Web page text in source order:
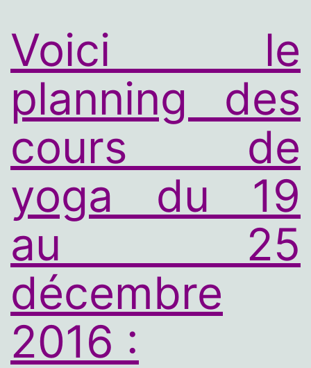
Voici le
planning des
cours de
yoga du 19
au 25
décembre
2016 :